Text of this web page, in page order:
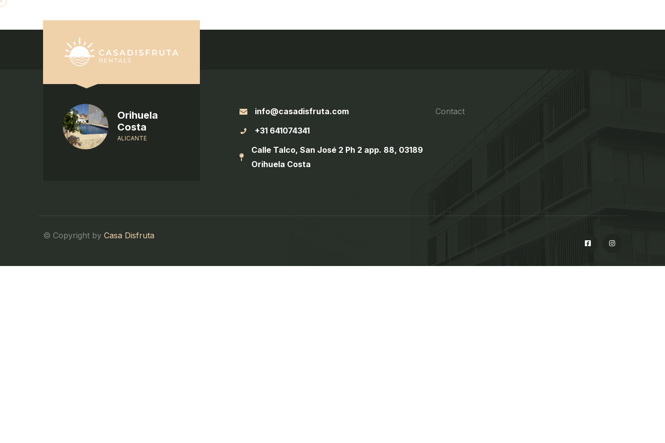
Orihuela
Costa
ALICANTE
info@casadisfruta.com
+31 641074341
Calle Talco, San José 2 Ph 2 app. 88, 03189
Orihuela Costa
Contact
© Copyright by Casa Disfruta